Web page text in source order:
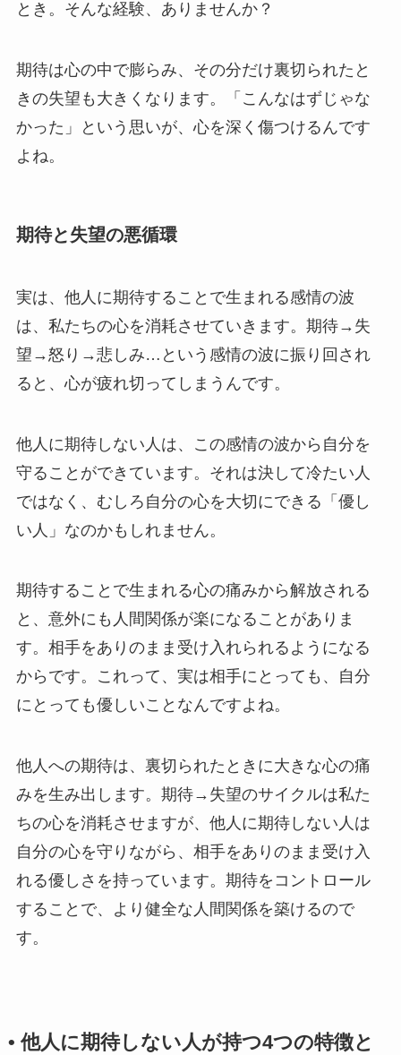
とき。そんな経験、ありませんか？
期待は心の中で膨らみ、その分だけ裏切られたと
きの失望も大きくなります。「こんなはずじゃな
かった」という思いが、心を深く傷つけるんです
よね。
期待と失望の悪循環
実は、他人に期待することで生まれる感情の波
は、私たちの心を消耗させていきます。期待→失
望→怒り→悲しみ…という感情の波に振り回され
ると、心が疲れ切ってしまうんです。
他人に期待しない人は、この感情の波から自分を
守ることができています。それは決して冷たい人
ではなく、むしろ自分の心を大切にできる「優し
い人」なのかもしれません。
期待することで生まれる心の痛みから解放される
と、意外にも人間関係が楽になることがありま
す。相手をありのまま受け入れられるようになる
からです。これって、実は相手にとっても、自分
にとっても優しいことなんですよね。
他人への期待は、裏切られたときに大きな心の痛
みを生み出します。期待→失望のサイクルは私た
ちの心を消耗させますが、他人に期待しない人は
自分の心を守りながら、相手をありのまま受け入
れる優しさを持っています。期待をコントロール
することで、より健全な人間関係を築けるので
す。
• 他人に期待しない人が持つ4つの特徴と